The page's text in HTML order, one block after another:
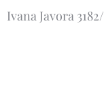
Ivana Javora